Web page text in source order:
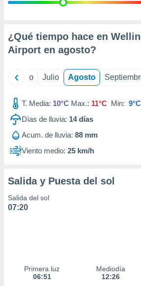
e
mediante
publicidad
de
1199
¿Qué tiempo hace en
Airport en agosto?
Junio Julio Agosto
T. Media: 10°C Max.: 11°C Min: 9°C
Días de lluvia: 14días
Acum. de lluvia: 88 mm
Viento medio: 25 km/h
Salida y Puesta del sol
Salida del sol
07:20
Primera luz
06:51
Mediodía
12:26